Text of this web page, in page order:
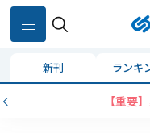
新刊 ランキ
【重要